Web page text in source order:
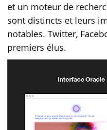
et un moteur de
sont distincts et leurs
notables. Twitter,
premiers élus.